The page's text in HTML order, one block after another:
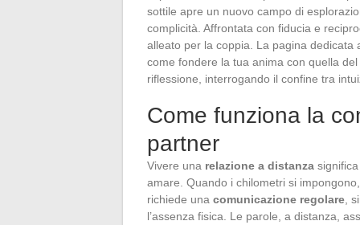
sottile apre un nuovo campo di
complicità. Affrontata con fiducia e
alleato per la coppia. La pagina dedicata
come fondere la tua anima con quella
riflessione, interrogando il confine tra
Come funziona la
partner
Vivere una relazione a distanza
amare. Quando i chilometri si
richiede una comunicazione regolare ,
l’assenza fisica. Le parole, a distanza,